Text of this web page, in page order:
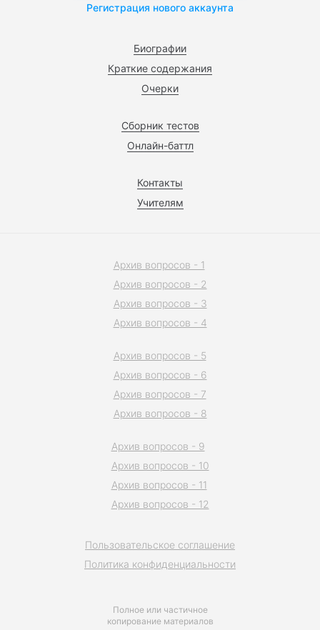
Биографии
Краткие содержания
Очерки
Сборник тестов
Онлайн-баттл
Контакты
Учителям
Регистрация нового аккаунта
Полное или частичное
копирование материалов
Пользовательское соглашение
Политика конфиденциальности
Архив вопросов - 1
Архив вопросов - 2
Архив вопросов - 3
Архив вопросов - 4
Архив вопросов - 5
Архив вопросов - 6
Архив вопросов - 7
Архив вопросов - 8
Архив вопросов - 9
Архив вопросов - 10
Архив вопросов - 11
Архив вопросов - 12